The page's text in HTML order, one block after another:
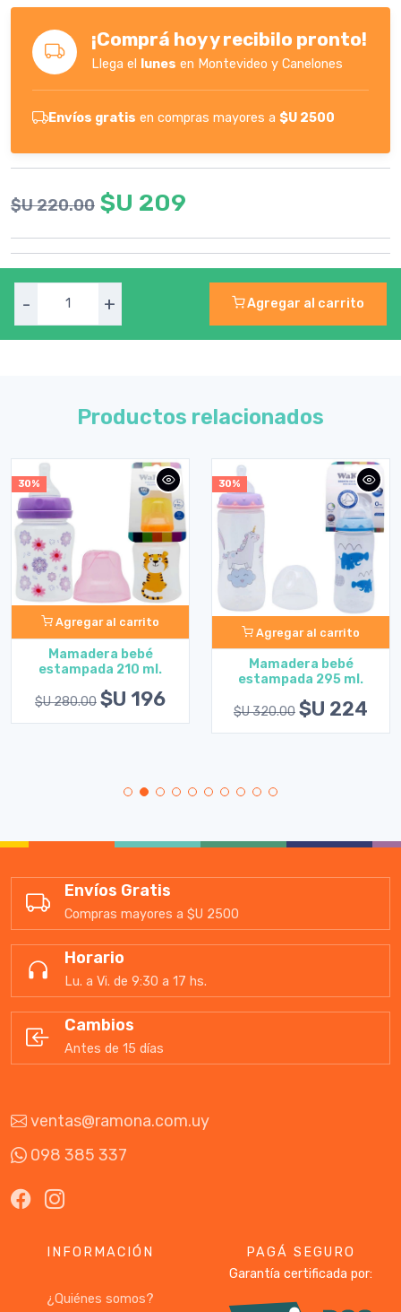
¡Comprá hoy y recibilo pronto!
Llega el lunes en Montevideo y Canelones
Envíos gratis en compras mayores a $U 2500
$U 220.00 $U 209
- + Agregar al carrito
Productos relacionados
30%
Agregar al carrito
Mamadera bebé
estampada 210 ml.
$U 280.00 $U 196
30%
Agregar al carrito
Mamadera bebé
estampada 295 ml.
$U 320.00 $U 224
Envíos Gratis
Compras mayores a $U 2500
Horario
Lu. a Vi. de 9:30 a 17 hs.
Cambios
Antes de 15 días
ventas@ramona.com.uy
098 385 337
INFORMACIÓN
¿Quiénes somos?
PAGÁ SEGURO
Garantía certificada por: